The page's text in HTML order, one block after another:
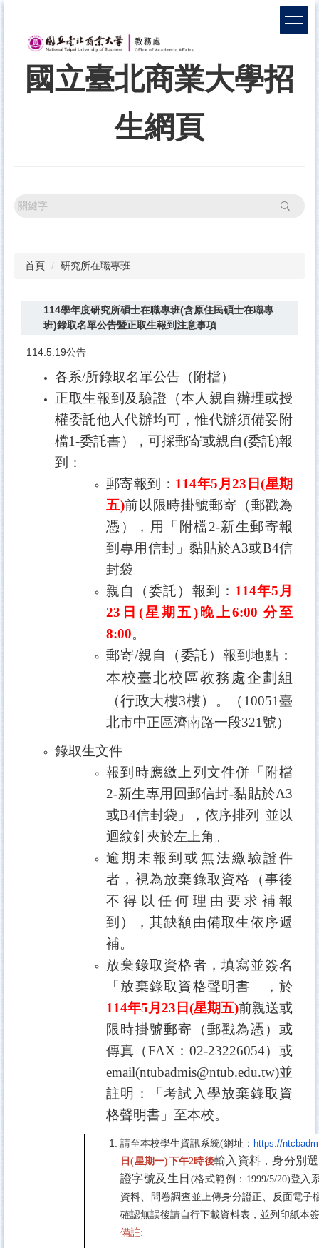
國立臺北商業大學招
生網頁
搜尋
首頁 研究所在職專班
114學年度研究所碩士在職專班(含原住民碩士在職專
班)錄取名單公告暨正取生報到注意事項
114.5.19公告
各系/所錄取名單公告（附檔）
正取生報到及驗證（本人親自辦理或授
權委託他人代辦均可，惟代辦須備妥附
檔1-委託書），可採郵寄或親自(委託)報
到：
郵寄報到： 114年5 月23 日(星期
五)前以限時掛號郵寄（郵戳為
憑），用「附檔2-新生郵寄報
到專用信封」黏貼於A3或B4信
封袋。
親自（委託）報到： 114年5 月
23 日 (星期五)晚上6:00 分至
8:00。
郵寄/親自（委託）報到地點：
本校臺北校區教務處企劃組
（行政大樓3樓）
。（ 10051臺
北市中正區濟南路一段321號）
錄取生文件
報到時應繳上列文件併「附檔
2-新生專用回郵信封-黏貼於A3
或B4信封袋」，依序排列
並以
迴紋針夾於左上角。
逾期未報到或無法繳驗證件
者，視為放棄錄取資格（事後
不得以任何理由要求補報
到），其缺額由備取生依序遞
補。
放棄錄取資格者，填寫並簽名
「 放棄錄取資格聲明書」，於
114年5月 23 日(星期五)前親送或
限時掛號郵寄（郵戳為憑）或
傳真（FAX ： 02-23226054）或
email(ntubadmis@ntub.edu.tw)並
註明：「考試入學放棄錄取資
格聲明書」至本校。
請至本校學生資訊系統(網址： https://
日(星期一)下午2時後輸入資料，身分別
證字號及生日 (格式範例： 1999/5/20)登入
資料、問卷調查並上傳身分證正、反面電子
確認無誤後請自行下載資料表，並列印紙本
備註: